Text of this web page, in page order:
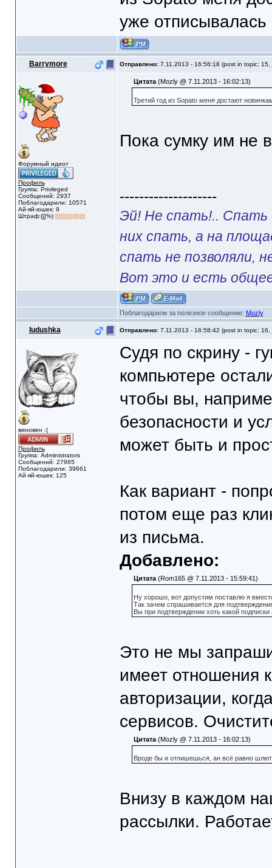
уже отписывалась
Barrymore Отправлено: 7.11.2013 - 16:56:18 (post in topic: 15,
Форумный идиот
Профиль
Группа: Privileged
Сообщений: 2937
Поблагодарили: 10571
Ай-яй-юшек: 9
Штраф:(0%)
Цитата(Mozly @ 7.11.2013 - 16:02:13)
Третий год из Sopato меня достают
Пока сумку им не
--------------------
Эй! Не спать!..
них спать, а на
спать не позволяли,
Вот это и есть
Поблагодарили за полезное сообщение: Mozly
Iudushka Отправлено: 7.11.2013 - 16:58:42 (post in topic: 16,
виновен :(
Профиль
Группа: Administrators
Сообщений: 27965
Поблагодарили: 39661
Ай-яй-юшек: 125
Судя по скрину -
компьютере
чтобы вы,
безопасности и
может быть и
Как вариант -
потом еще раз
из письма.
Добавлено:
Цитата(Rom165 @ 7.11.2013 - 15:59:41)
Ну хорошо, вот допустим поставлю я
Так зачем спрашивается для
Вы при подтверждении хоть какой подписки
Это не мы
имеет отношения
авторизации,
сервисов.
Цитата(Mozly @ 7.11.2013 - 16:02:13)
Вроде бы и отпишешься, ан всё равно
Внизу в каждом
рассылки.